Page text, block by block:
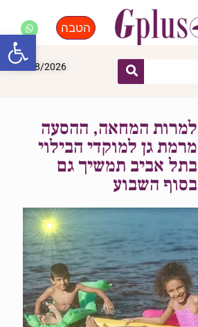
הטבה
08/08/2026
למרות המחאה, ההסעה
מרמת גן למוקדי הבילוי
בתל אביב תמשיך גם
בסוף השבוע
פתח